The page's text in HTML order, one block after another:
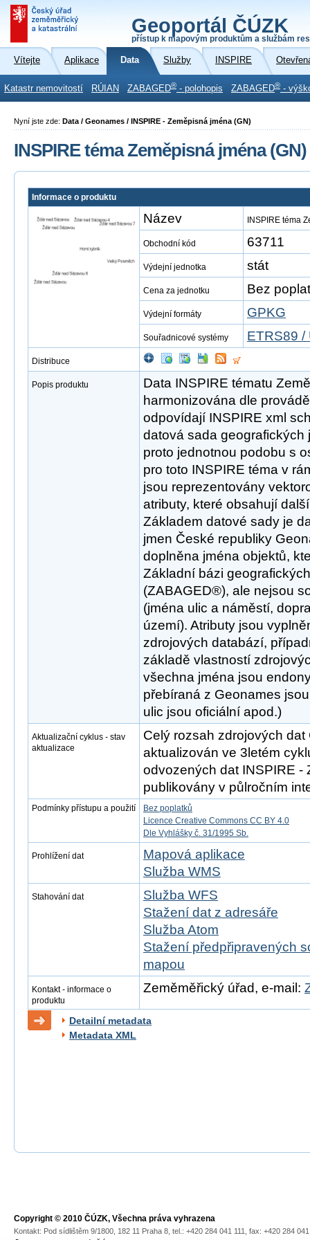
Geoportál ČÚZK
přístup k mapovým produktům a službám
Vítejte Aplikace Data Služby INSPIRE
Katastr nemovitostí RÚIAN ZABAGED® - polohopis ZABAGED® -
Nyní jste zde: Data / Geonames / INSPIRE - Zeměpisná jména (GN)
INSPIRE téma Zeměpisná jména (GN)
Informace o produktu
Název INSPIRE téma
Obchodní kód 63711
Výdejní jednotka stát
Cena za jednotku Bez
Výdejní formáty GPKG
Souřadnicové systémy ETRS89 /
Distribuce
Popis produktu
Data INSPIRE tématu
harmonizována dle
odpovídají INSPIRE xml
datová sada geografických
proto jednotnou podobu s
pro toto INSPIRE téma v
jsou reprezentovány
atributy, které obsahují
Základem datové sady je
jmen České republiky
doplněna jména objektů,
Základní bázi
(ZABAGED®), ale nejsou
(jména ulic a náměstí,
území). Atributy jsou
zdrojových databází,
základě vlastností
všechna jména jsou
přebíraná z Geonames
ulic jsou oficiální apod.)
Aktualizační cyklus - stav
aktualizace
Celý rozsah zdrojových dat
aktualizován ve 3letém
odvozených dat INSPIRE -
publikovány v půlročním
Podmínky přístupu a použití
Bez poplatků
Licence Creative Commons CC BY 4.0
Dle Vyhlášky č. 31/1995 Sb.
Prohlížení dat
Mapová aplikace
Služba WMS
Stahování dat
Služba WFS
Stažení dat z adresáře
Služba Atom
Stažení předpřipravených
mapou
Kontakt - informace o
produktu
Zeměměřický úřad, e-mail:
Detailní metadata
Metadata XML
Copyright © 2010 ČÚZK, Všechna práva vyhrazena
Kontakt: Pod sídlištěm 9/1800, 182 11 Praha 8, tel.: +420 284 041 111, fax: +420 284